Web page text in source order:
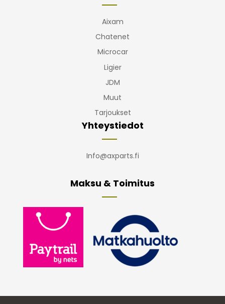
Aixam
Chatenet
Microcar
Ligier
JDM
Muut
Tarjoukset
Yhteystiedot
Info@axparts.fi
Maksu & Toimitus